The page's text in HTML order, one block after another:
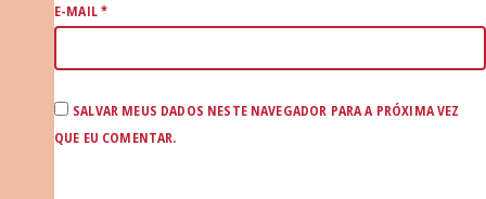
E-MAIL*
SALVAR MEUS DADOS NESTE NAVEGADOR PARA A PRÓXIMA VEZ
QUE EU COMENTAR.